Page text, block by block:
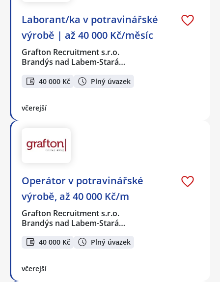
Laborant/ka v potravinářské
výrobě | až 40 000 Kč/měsíc
Grafton Recruitment s.r.o.
Brandýs nad Labem-Stará…
40 000 Kč Plný úvazek
včerejší
Operátor v potravinářské
výrobě, až 40 000 Kč/m
Grafton Recruitment s.r.o.
Brandýs nad Labem-Stará…
40 000 Kč Plný úvazek
včerejší